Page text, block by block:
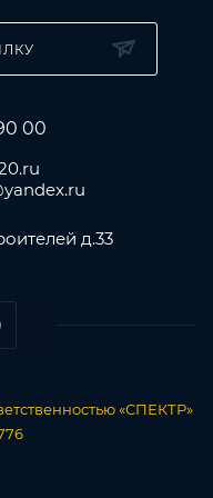
00
д.33
«СПЕКТР»